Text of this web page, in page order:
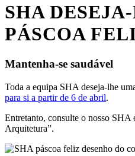
SHA
PÁSCOA
Mantenha-se saudável
Toda a equipa SHA deseja-lhe
para si a partir de 6 de abril.
Entretanto, consulte o nosso SHA
Arquitetura”.